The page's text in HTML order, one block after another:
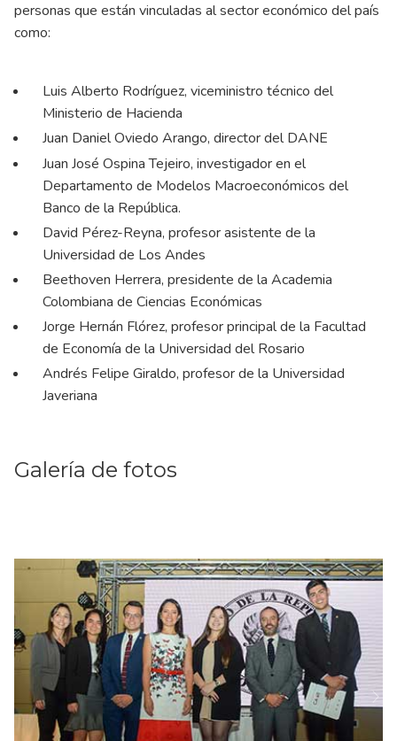
personas que están vinculadas al sector económico del país
como:
Luis Alberto Rodríguez, viceministro técnico del
Ministerio de Hacienda
Juan Daniel Oviedo Arango, director del DANE
Juan José Ospina Tejeiro, investigador en el
Departamento de Modelos Macroeconómicos del
Banco de la República.
David Pérez-Reyna, profesor asistente de la
Universidad de Los Andes
Beethoven Herrera, presidente de la Academia
Colombiana de Ciencias Económicas
Jorge Hernán Flórez, profesor principal de la Facultad
de Economía de la Universidad del Rosario
Andrés Felipe Giraldo, profesor de la Universidad
Javeriana
Galería de fotos